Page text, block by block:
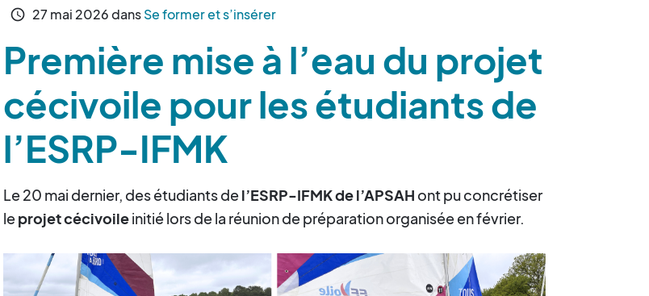
schedule 27mai 2026dansSe former et s’insérer
Première mise à l’eau du projet
cécivoile pour les étudiants de
l’ESRP-IFMK
Le 20 mai dernier, des étudiants del’ESRP-IFMK de l’APSAH ont pu concrétiser
leprojet cécivoileinitié lors de la réunion de préparation organisée en février.